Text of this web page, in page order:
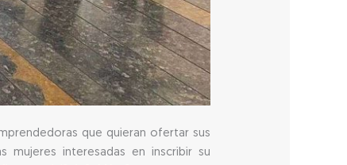
que quieran ofertar sus
interesadas en inscribir su